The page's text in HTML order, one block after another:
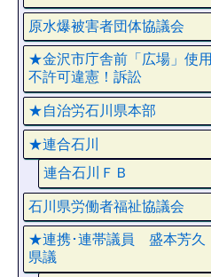
原水爆被害者団体協議会
★金沢市庁舎前「広場」使用
不許可違憲！訴訟
★自治労石川県本部
★連合石川
連合石川ＦＢ
石川県労働者福祉協議会
★連携･連帯議員 盛本芳久
県議